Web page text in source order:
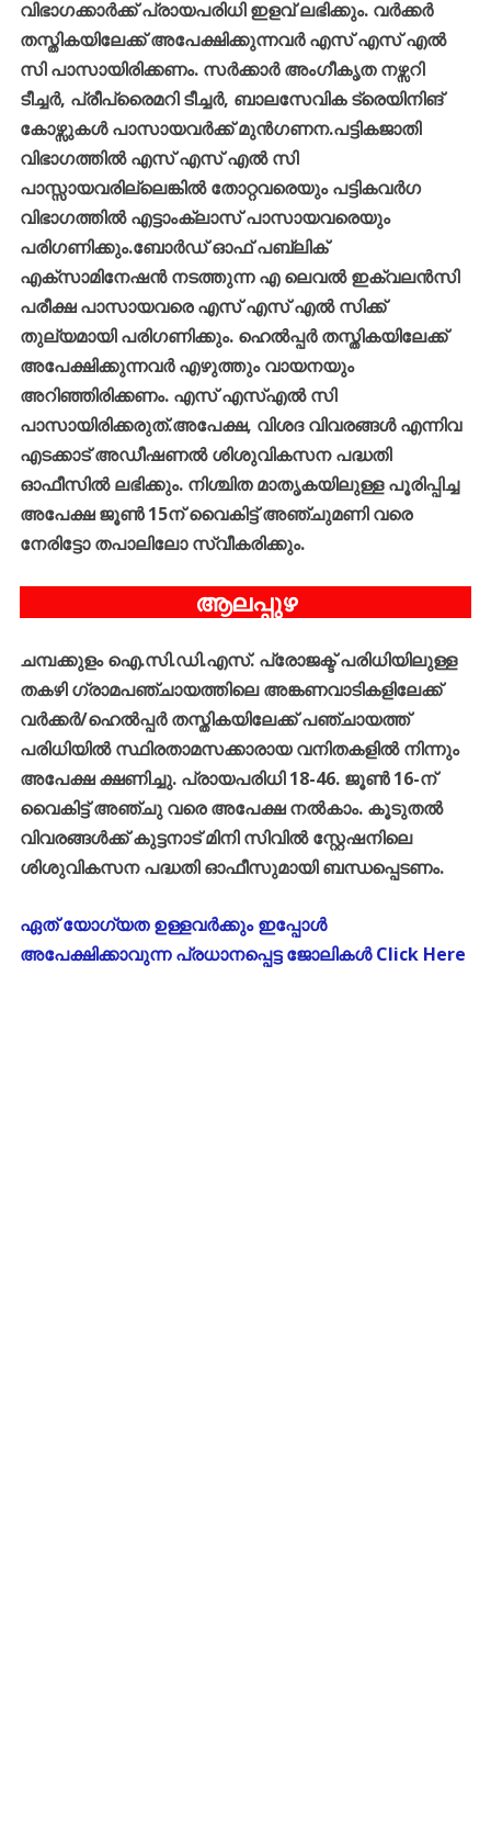
വിഭാഗക്കാർക്ക്പ്രായപരിധി ഇളവ്ലഭിക്കും. വർക്കർ
തസ്തികയിലേക്ക്അപേക്ഷിക്കുന്നവർ എസ്എസ്എൽ
സി പാസായിരിക്കണം. സർക്കാർ അംഗീകൃത നഴ്സറി
ടീച്ചർ, പ്രീപ്രൈമറി ടീച്ചർ, ബാലസേവിക ട്രെയിനിങ്
കോഴ്സുകൾ പാസായവർക്ക്മുൻഗണന.പട്ടികജാതി
വിഭാഗത്തിൽ എസ്എസ്എൽ സി
പാസ്സായവരില്ലെങ്കിൽ തോറ്റവരെയും പട്ടികവർഗ
വിഭാഗത്തിൽ എട്ടാംക്ലാസ്പാസായവരെയും
പരിഗണിക്കും.ബോർഡ്ഓഫ്പബ്ലിക്
എക്സാമിനേഷൻ നടത്തുന്ന എ ലെവൽ ഇക്വലൻസി
പരീക്ഷ പാസായവരെ എസ്എസ്എൽ സിക്ക്
തുല്യമായി പരിഗണിക്കും. ഹെൽപ്പർ തസ്തികയിലേക്ക്
അപേക്ഷിക്കുന്നവർ എഴുത്തും വായനയും
അറിഞ്ഞിരിക്കണം. എസ്എസ്എൽ സി
പാസായിരിക്കരുത്.അപേക്ഷ, വിശദ വിവരങ്ങൾ എന്നിവ
എടക്കാട്അഡീഷണൽ ശിശുവികസന പദ്ധതി
ഓഫീസിൽ ലഭിക്കും. നിശ്ചിത മാതൃകയിലുള്ള പൂരിപ്പിച്ച
അപേക്ഷ ജൂൺ15ന്വൈകിട്ട്അഞ്ചുമണി വരെ
നേരിട്ടോ തപാലിലോ സ്വീകരിക്കും.
ആലപ്പുഴ
ചമ്പക്കുളം ഐ.സി.ഡി.എസ്. പ്രോജക്ട്പരിധിയിലുള്ള
തകഴി ഗ്രാമപഞ്ചായത്തിലെ അങ്കണവാടികളിലേക്ക്
വർക്കർ/ഹെൽപ്പർ തസ്തികയിലേക്ക്പഞ്ചായത്ത്
പരിധിയിൽ സ്ഥിരതാമസക്കാരായ വനിതകളിൽ നിന്നും
അപേക്ഷ ക്ഷണിച്ചു. പ്രായപരിധി18-46. ജൂൺ16-ന്
വൈകിട്ട്അഞ്ചു വരെ അപേക്ഷ നൽകാം. കൂടുതൽ
വിവരങ്ങൾക്ക്കുട്ടനാട്മിനി സിവിൽ സ്റ്റേഷനിലെ
ശിശുവികസന പദ്ധതി ഓഫീസുമായി ബന്ധപ്പെടണം.
ഏത് യോഗ്യത ഉള്ളവർക്കും ഇപ്പോൾ
അപേക്ഷിക്കാവുന്ന പ്രധാനപ്പെട്ട ജോലികൾ Click Here